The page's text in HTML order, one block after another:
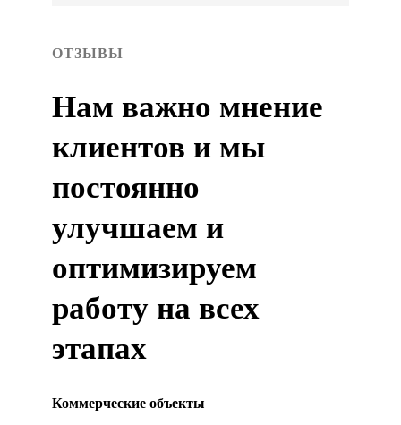
ОТЗЫВЫ
Нам важно мнение
клиентов и мы
постоянно
улучшаем и
оптимизируем
работу на всех
этапах
Коммерческие объекты